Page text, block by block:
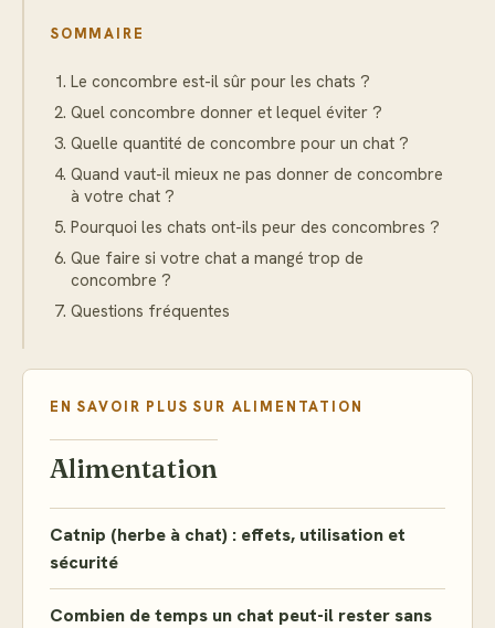
SOMMAIRE
Le concombre est-il sûr pour les chats ?
Quel concombre donner et lequel éviter ?
Quelle quantité de concombre pour un chat ?
Quand vaut-il mieux ne pas donner de concombre
à votre chat ?
Pourquoi les chats ont-ils peur des concombres ?
Que faire si votre chat a mangé trop de
concombre ?
Questions fréquentes
EN SAVOIR PLUS SUR ALIMENTATION
Alimentation
Catnip (herbe à chat) : effets, utilisation et
sécurité
Combien de temps un chat peut-il rester sans